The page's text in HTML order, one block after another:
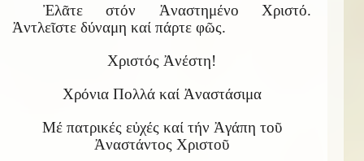
Ἐλᾶτε στόν Ἀναστημένο Χριστό.
Ἀντλεῖστε δύναμη καί πάρτε φῶς.
Χριστός Ἀνέστη!
Χρόνια Πολλά καί Ἀναστάσιμα
Μέ πατρικές εὐχές καί τήν Ἀγάπη τοῦ
Ἀναστάντος Χριστοῦ